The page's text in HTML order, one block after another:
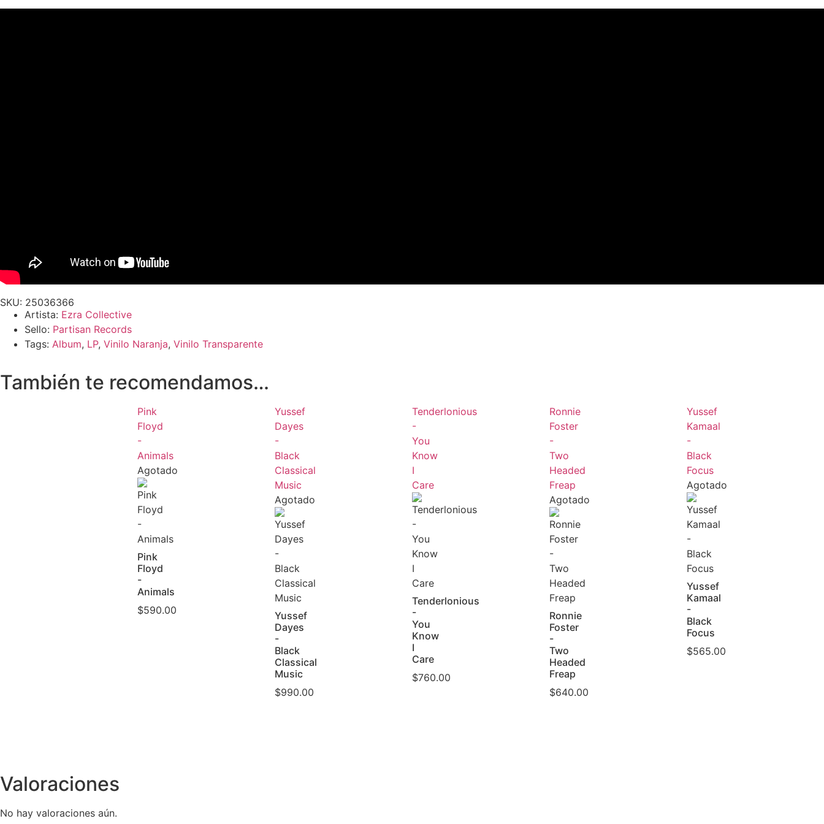
SKU: 25036366
Artista: Ezra Collective
Sello: Partisan Records
Tags: Album, LP, Vinilo Naranja, Vinilo Transparente
También te recomendamos…
Pink
Floyd
-
Animals
Agotado
Pink
Floyd
-
Animals
$590.00
Yussef
Dayes
-
Black
Classical
Music
Agotado
Yussef
Dayes
-
Black
Classical
Music
$990.00
Tenderlonious
-
You
Know
I
Care
Tenderlonious
-
You
Know
I
Care
$760.00
Ronnie
Foster
-
Two
Headed
Freap
Agotado
Ronnie
Foster
-
Two
Headed
Freap
$640.00
Yussef
Kamaal
-
Black
Focus
Agotado
Yussef
Kamaal
-
Black
Focus
$565.00
Valoraciones
No hay valoraciones aún.